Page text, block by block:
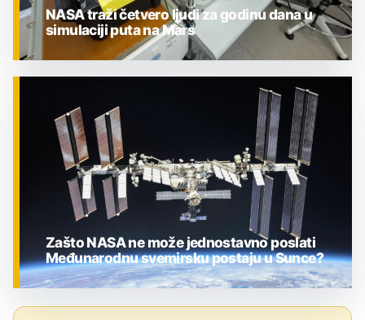
NASA traži četvero ljudi za godinu dana u
simulaciji puta na Mars
Zašto NASA ne može jednostavno poslati
Međunarodnu svemirsku postaju u Sunce?